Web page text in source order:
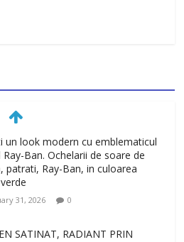
un look modern cu emblematicul
Ray-Ban. Ochelarii de soare de
patrati, Ray-Ban, in culoarea
31, 2026 0
SATINAT, RADIANT PRIN